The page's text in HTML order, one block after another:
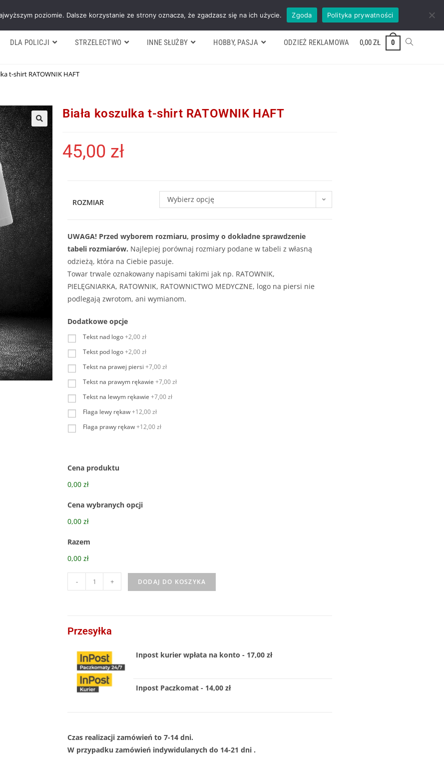
Formularz wyceny Kontakt ZADZWOŃ TEL. 600 352 938
DLA POLICJI STRZELECTWO INNE SŁUŻBY HOBBY, PASJA ODZIEŻ REKLAMOWA 0,00ZŁ 0
t-shirt RATOWNIK HAFT
Biała koszulka t-shirt RATOWNIK HAFT
45,00 zł
ROZMIAR Wybierz opcję
UWAGA! Przed wyborem rozmiaru, prosimy o dokładne sprawdzenie
tabeli rozmiarów. Najlepiej porównaj rozmiary podane w tabeli z własną
odzieżą, która na Ciebie pasuje.
Towar trwale oznakowany napisami takimi jak np. RATOWNIK,
PIELĘGNIARKA, RATOWNIK, RATOWNICTWO MEDYCZNE, logo na piersi nie
podlegają zwrotom, ani wymianom.
Dodatkowe opcje
Tekst nad logo+2,00 zł
Tekst pod logo+2,00 zł
Tekst na prawej piersi +7,00 zł
Tekst na prawym rękawie +7,00 zł
Tekst na lewym rękawie +7,00 zł
Flaga lewy rękaw+12,00 zł
Flaga prawy rękaw+12,00 zł
Cena produktu
0,00 zł
Cena wybranych opcji
0,00 zł
Razem
0,00 zł
- + DODAJ DO KOSZYKA
Przesyłka
Inpost kurier wpłata na konto - 17,00 zł
Inpost Paczkomat - 14,00 zł
Czas realizacji zamówień to 7-14 dni.
W przypadku zamówień indywidulanych do 14-21 dni .
poziomie. Dalsze korzystanie ze strony oznacza, że zgadzasz się na ich użycie. Zgoda Polityka prywatności